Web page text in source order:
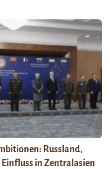
Russland,
in Zentralasien